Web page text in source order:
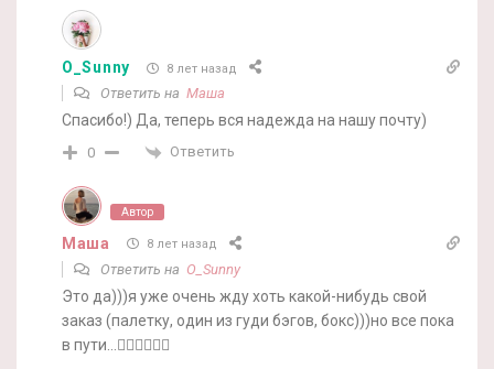
O_Sunny 8 лет назад
Ответить на Маша
Спасибо!) Да, теперь вся надежда на нашу почту)
0 Ответить
Автор
Маша 8 лет назад
Ответить на O_Sunny
Это да)))я уже очень жду хоть какой-нибудь свой
заказ (палетку, один из гуди бэгов, бокс)))но все пока
в пути…🤦‍♀️🤦‍♀️🤦‍♀️